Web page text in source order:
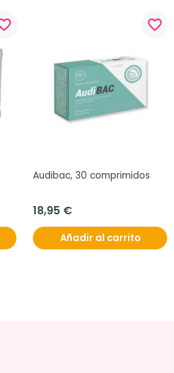
favorite_border
Audibac, 30 comprimidos
18,95 €
Añadir al carrito